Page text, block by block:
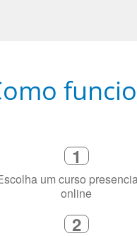
1
Escolha um curso
online